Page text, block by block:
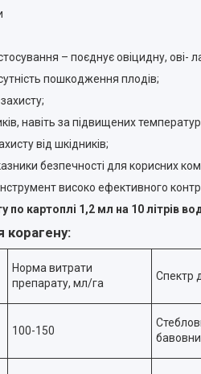
– поєднує овіцидну, ові-
пошкодження плодів;
навіть за підвищених
від шкідників;
безпечності для корисних
високо ефективного
по картоплі 1,2 мл на 10 літрів
корагену:
Норма витрати
препарату, мл/га
Спектр
100-150